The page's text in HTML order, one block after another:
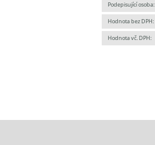
Podepisující osoba:
Hodnota bez DPH:
Hodnota vč. DPH: